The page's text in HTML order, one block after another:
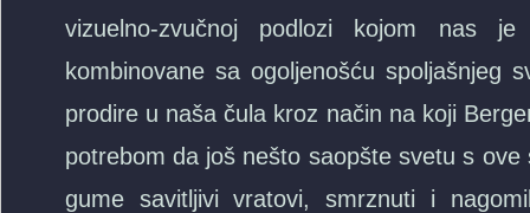
vizuelno-zvučnoj podlozi kojom nas
kombinovane sa ogoljenošću spoljašnjeg
prodire u naša čula kroz način na koji
potrebom da još nešto saopšte svetu s
gume savitljivi vratovi, smrznuti i